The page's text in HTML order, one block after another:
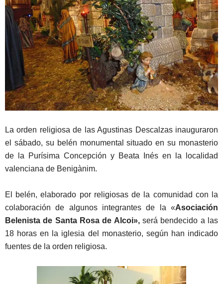
La orden religiosa de las Agustinas Descalzas inauguraron
el sábado, su belén monumental situado en su monasterio
de la Purísima Concepción y Beata Inés en la localidad
valenciana de Benigànim.
El belén, elaborado por religiosas de la comunidad con la
colaboración de algunos integrantes de la «Asociación
Belenista de Santa Rosa de Alcoi»,será bendecido a las
18 horas en la iglesia del monasterio, según han indicado
fuentes de la orden religiosa.